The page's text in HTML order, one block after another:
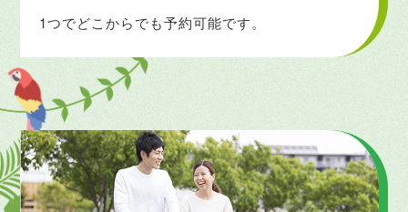
1つでどこからでも予約可能です。